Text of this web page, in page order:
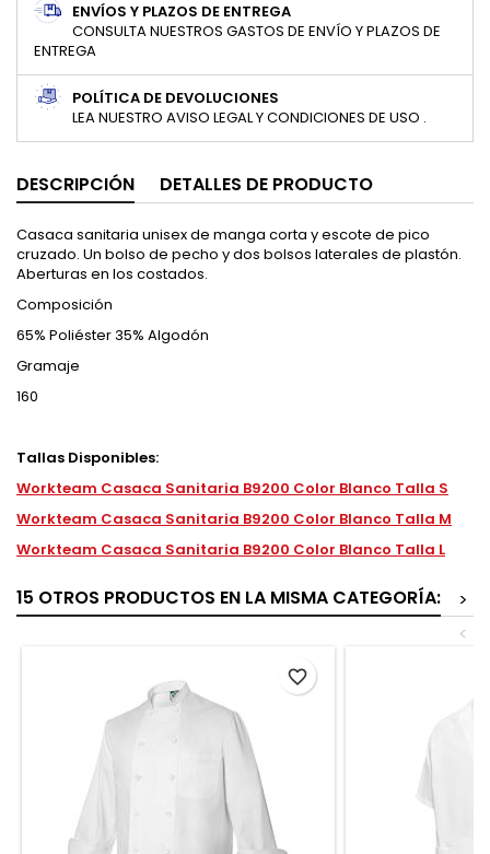
ENVÍOS Y PLAZOS DE ENTREGA
CONSULTA NUESTROS GASTOS DE ENVÍO Y PLAZOS DE
ENTREGA
POLÍTICA DE DEVOLUCIONES
LEA NUESTRO AVISO LEGAL Y CONDICIONES DE USO .
DESCRIPCIÓN DETALLES DE PRODUCTO
Casaca sanitaria unisex de manga corta y escote de pico
cruzado. Un bolso de pecho y dos bolsos laterales de plastón.
Aberturas en los costados.
Composición
65% Poliéster 35% Algodón
Gramaje
160
Tallas Disponibles:
Workteam Casaca Sanitaria B9200 Color Blanco Talla S
Workteam Casaca Sanitaria B9200 Color Blanco Talla M
Workteam Casaca Sanitaria B9200 Color Blanco Talla L
15 OTROS PRODUCTOS EN LA MISMA CATEGORÍA:
>
<
favorite_border